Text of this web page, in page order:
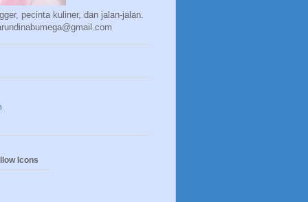
pecinta kuliner, dan jalan-jalan.
Icons